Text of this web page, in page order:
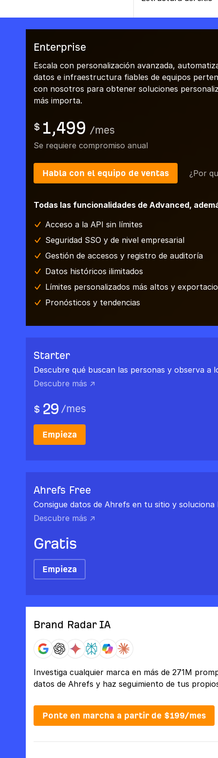
Enterprise
Escala con personalización avanzada,
datos e infraestructura fiables de equipos
con nosotros para obtener soluciones
más importa.
$ 1,499 /mes
Se requiere compromiso anual
Habla con el equipo de ventas ¿Por
Todas las funcionalidades de Advanced,
Acceso a la API sin límites
Seguridad SSO y de nivel empresarial
Gestión de accesos y registro de auditoría
Datos históricos ilimitados
Límites personalizados más altos y
Pronósticos y tendencias
Starter
Descubre qué buscan las personas y observa a
Descubre más ↗
$ 29 /mes
Empieza
Ahrefs Free
Consigue datos de Ahrefs en tu sitio y soluciona
Descubre más ↗
Gratis
Empieza
Brand Radar IA
Investiga cualquier marca en más de 271M
datos de Ahrefs y haz seguimiento de tus
Ponte en marcha a partir de $199/mes